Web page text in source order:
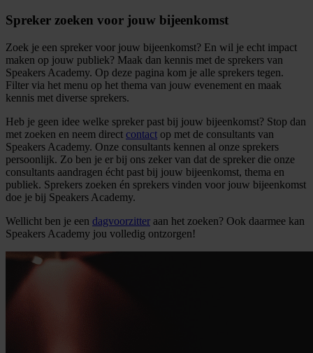
Spreker zoeken voor jouw bijeenkomst
Zoek je een spreker voor jouw bijeenkomst? En wil je echt impact
maken op jouw publiek? Maak dan kennis met de sprekers van
Speakers Academy. Op deze pagina kom je alle sprekers tegen.
Filter via het menu op het thema van jouw evenement en maak
kennis met diverse sprekers.
Heb je geen idee welke spreker past bij jouw bijeenkomst? Stop dan
met zoeken en neem direct contact op met de consultants van
Speakers Academy. Onze consultants kennen al onze sprekers
persoonlijk. Zo ben je er bij ons zeker van dat de spreker die onze
consultants aandragen écht past bij jouw bijeenkomst, thema en
publiek. Sprekers zoeken én sprekers vinden voor jouw bijeenkomst
doe je bij Speakers Academy.
Wellicht ben je een dagvoorzitter aan het zoeken? Ook daarmee kan
Speakers Academy jou volledig ontzorgen!